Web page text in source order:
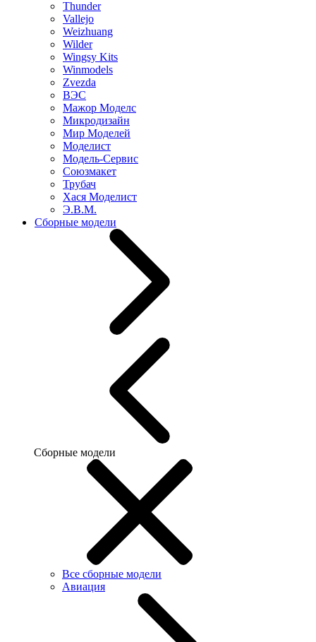
Thunder
Vallejo
Weizhuang
Wilder
Wingsy Kits
Winmodels
Zvezda
ВЭС
Мажор Моделс
Микродизайн
Мир Моделей
Моделист
Модель-Сервис
Союзмакет
Трубач
Хася Моделист
Э.В.М.
Сборные модели
Сборные модели
Все сборные модели
Авиация